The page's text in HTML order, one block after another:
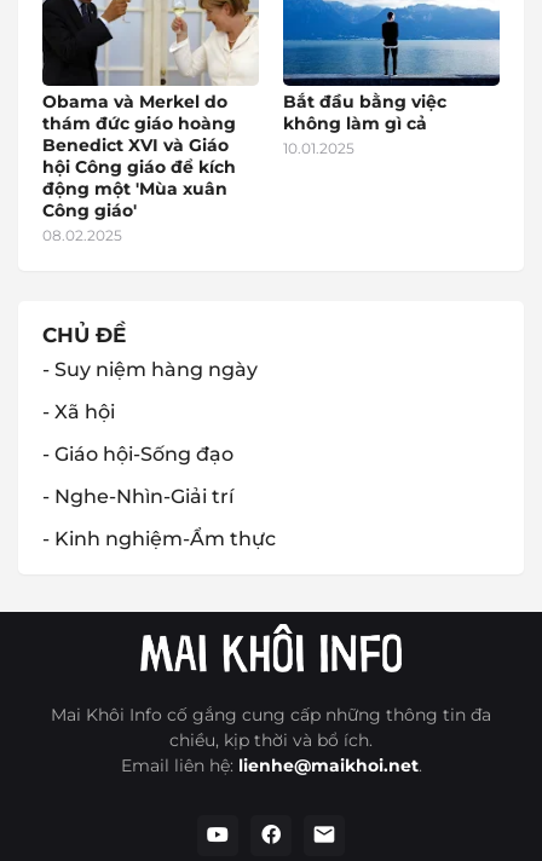
Obama và Merkel do
thám đức giáo hoàng
Benedict XVI và Giáo
hội Công giáo để kích
động một 'Mùa xuân
Công giáo'
08.02.2025
Bắt đầu bằng việc
không làm gì cả
10.01.2025
CHỦ ĐỀ
- Suy niệm hàng ngày
- Xã hội
- Giáo hội-Sống đạo
- Nghe-Nhìn-Giải trí
- Kinh nghiệm-Ẩm thực
Mai Khôi Info cố gắng cung cấp những thông tin đa
chiều, kịp thời và bổ ích.
Email liên hệ: lienhe@maikhoi.net.